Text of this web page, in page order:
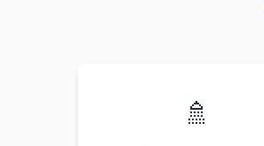
🚿